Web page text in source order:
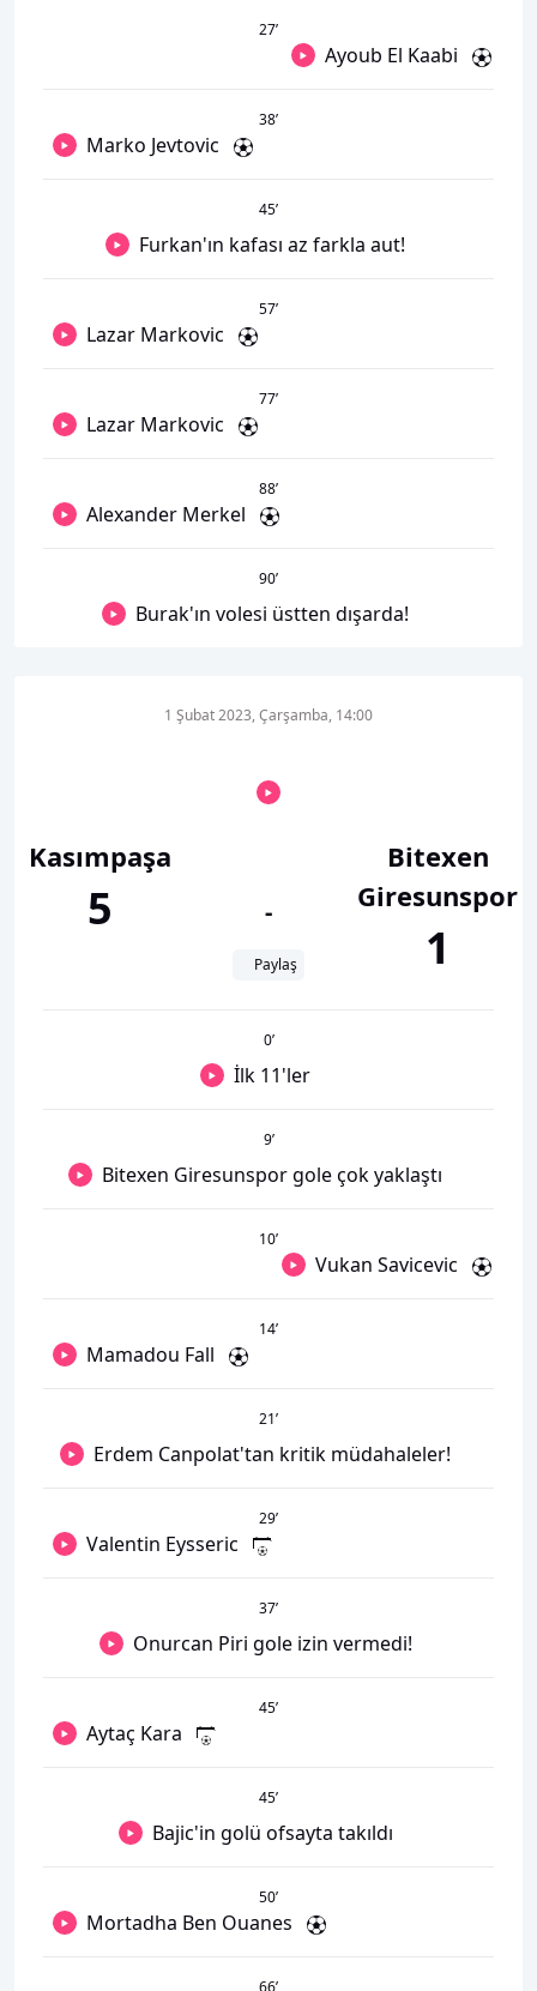
27’
Ayoub El Kaabi
38’
Marko Jevtovic
45’
Furkan'ın kafası az farkla aut!
57’
Lazar Markovic
77’
Lazar Markovic
88’
Alexander Merkel
90’
Burak'ın volesi üstten dışarda!
Kasımpaşa
5
1 Şubat 2023, Çarşamba, 14:00
-
Paylaş
Bitexen
Giresunspor
1
0’
İlk 11'ler
9’
Bitexen Giresunspor gole çok yaklaştı
10’
Vukan Savicevic
14’
Mamadou Fall
21’
Erdem Canpolat'tan kritik müdahaleler!
29’
Valentin Eysseric
37’
Onurcan Piri gole izin vermedi!
45’
Aytaç Kara
45’
Bajic'in golü ofsayta takıldı
50’
Mortadha Ben Ouanes
66’